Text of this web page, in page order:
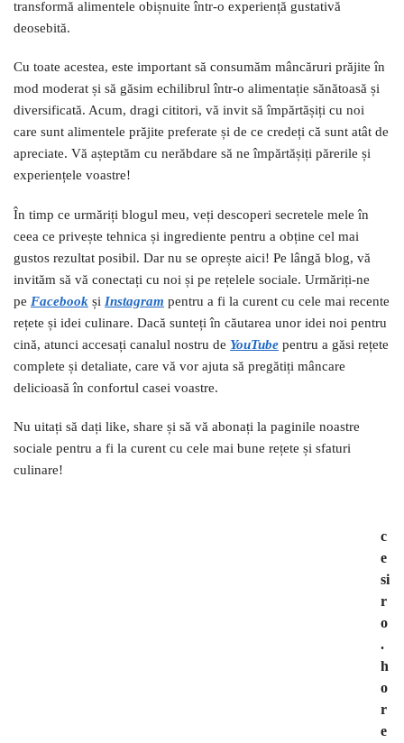
transformă alimentele obișnuite într-o experiență gustativă
deosebită.
Cu toate acestea, este important să consumăm mâncăruri prăjite în
mod moderat și să găsim echilibrul într-o alimentație sănătoasă și
diversificată. Acum, dragi cititori, vă invit să împărtășiți cu noi
care sunt alimentele prăjite preferate și de ce credeți că sunt atât de
apreciate. Vă așteptăm cu nerăbdare să ne împărtășiți părerile și
experiențele voastre!
În timp ce urmăriți blogul meu, veți descoperi secretele mele în
ceea ce privește tehnica și ingrediente pentru a obține cel mai
gustos rezultat posibil. Dar nu se oprește aici! Pe lângă blog, vă
invităm să vă conectați cu noi și pe rețelele sociale. Urmăriți-ne
pe Facebook și Instagram pentru a fi la curent cu cele mai recente
rețete și idei culinare. Dacă sunteți în căutarea unor idei noi pentru
cină, atunci accesați canalul nostru de YouTube pentru a găsi rețete
complete și detaliate, care vă vor ajuta să pregătiți mâncare
delicioasă în confortul casei voastre.
Nu uitați să dați like, share și să vă abonați la paginile noastre
sociale pentru a fi la curent cu cele mai bune rețete și sfaturi
culinare!
c
e
si
r
o
.
h
o
r
e